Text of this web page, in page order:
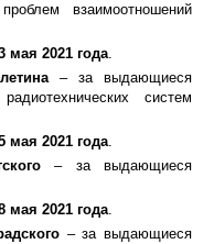
взаимоотношений
мая 2021 года.
– за выдающиеся
систем
мая 2021 года.
– за выдающиеся
мая 2021 года.
– за выдающиеся